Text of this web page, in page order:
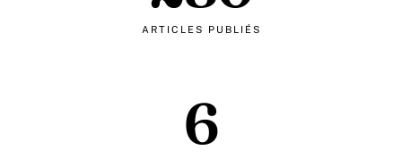
ARTICLES PUBLIÉS
6